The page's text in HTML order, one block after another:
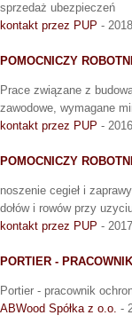
sprzedaż ubezpieczeń
kontakt przez PUP -
POMOCNICZY
Prace związane z
zawodowe, wymagane
kontakt przez PUP -
POMOCNICZY
noszenie cegieł i
dołów i rowów przy
kontakt przez PUP -
PORTIER -
Portier - pracownik
ABWood Spółka z o.o. -